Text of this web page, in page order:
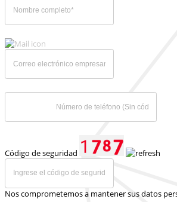
Código de seguridad
Nos comprometemos a mantener sus datos